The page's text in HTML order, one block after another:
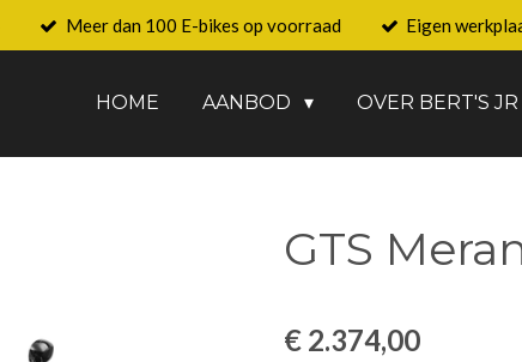
Meer dan 100 E-bikes op voorraad Eigen
HOME AANBOD OVER BERT'S JR
GTS
€ 2.374,00